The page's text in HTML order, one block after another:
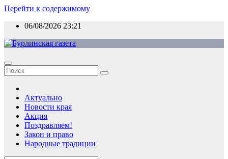
Перейти к содержимому
06/08/2026 23:21
Актуально
Новости края
Акция
Поздравляем!
Закон и право
Народные традиции